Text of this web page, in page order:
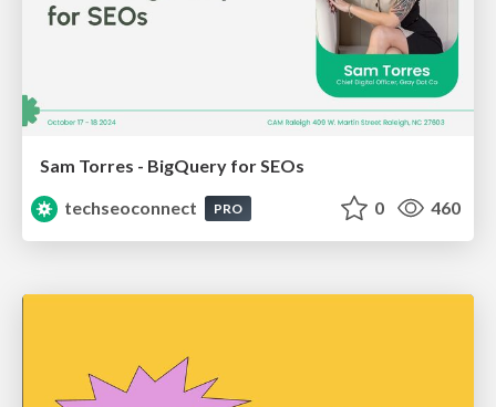
Sam Torres - BigQuery for SEOs
techseoconnect
PRO 0 460